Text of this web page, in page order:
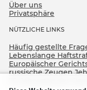
Über uns
Privatsphäre
NÜTZLICHE LINKS
Häufig gestellte
Lebenslange
Europäischer
russische Zeugen